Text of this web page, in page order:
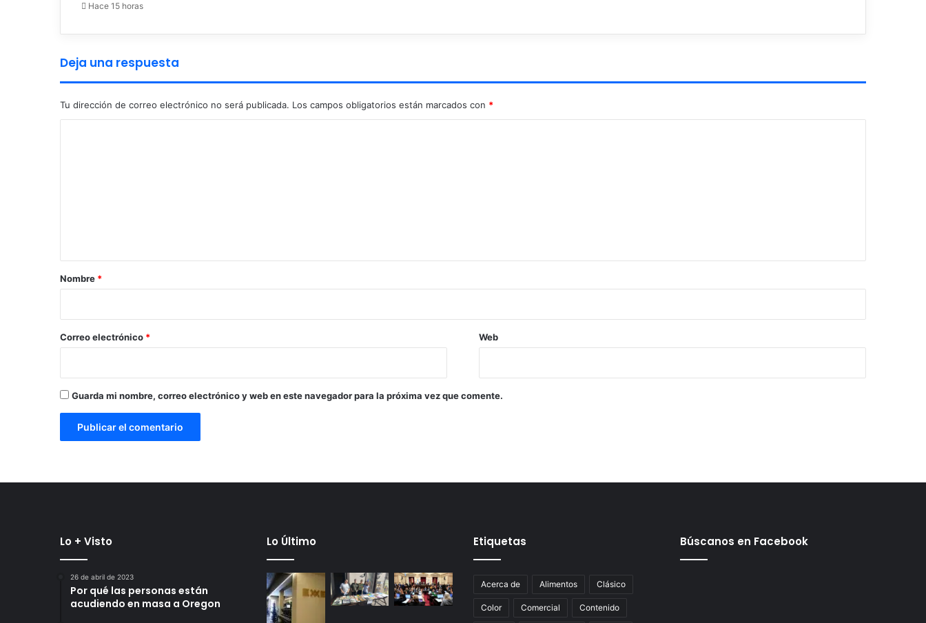
Hace 15 horas
Deja una respuesta
Tu dirección de correo electrónico no será publicada. Los campos obligatorios están marcados con *
r
*
Nombre *
Correo electrónico * Web
Guarda mi nombre, correo electrónico y web en este navegador para la próxima vez que comente.
Lo + Visto
26 de abril de 2023
Por qué las personas están
acudiendo en masa a Oregon
Lo Último Etiquetas
Acerca de Alimentos Clásico
Color Comercial Contenido
Búscanos en Facebook